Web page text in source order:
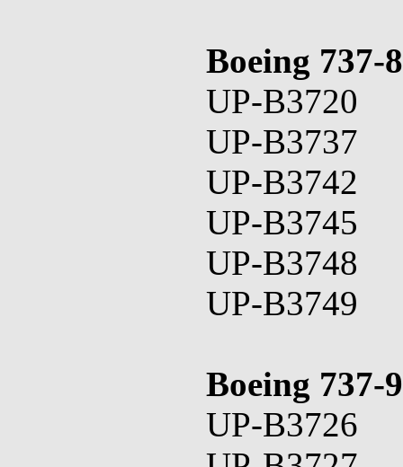
Boeing 737-8
UP-B3720
UP-B3737
UP-B3742
UP-B3745
UP-B3748
UP-B3749
Boeing 737-9
UP-B3726